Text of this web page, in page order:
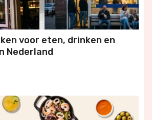
voor eten, drinken en
Nederland